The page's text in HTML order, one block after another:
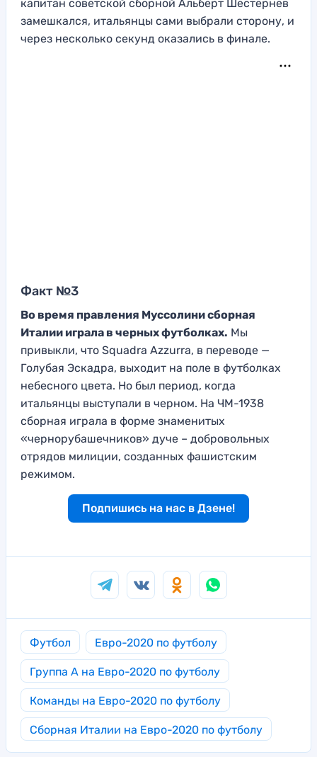
капитан советской сборной Альберт Шестернев
замешкался, итальянцы сами выбрали сторону, и
через несколько секунд оказались в финале.
Факт №3
Во время правления Муссолини сборная
Италии играла в черных футболках. Мы
привыкли, что Squadra Azzurra, в переводе —
Голубая Эскадра, выходит на поле в футболках
небесного цвета. Но был период, когда
итальянцы выступали в черном. На ЧМ-1938
сборная играла в форме знаменитых
«чернорубашечников» дуче – добровольных
отрядов милиции, созданных фашистским
режимом.
Подпишись на нас в Дзене!
Футбол Евро-2020 по футболу
Группа A на Евро-2020 по футболу
Команды на Евро-2020 по футболу
Сборная Италии на Евро-2020 по футболу